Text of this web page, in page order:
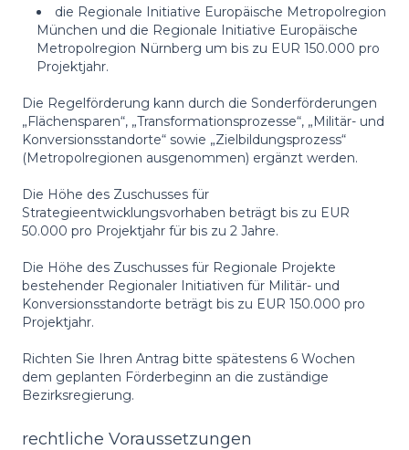
die Regionale Initiative Europäische Metropolregion
München und die Regionale Initiative Europäische
Metropolregion Nürnberg um bis zu EUR 150.000 pro
Projektjahr.
Die Regelförderung kann durch die Sonderförderungen
„Flächensparen“, „Transformationsprozesse“, „Militär- und
Konversionsstandorte“ sowie „Zielbildungsprozess“
(Metropolregionen ausgenommen) ergänzt werden.
Die Höhe des Zuschusses für
Strategieentwicklungsvorhaben beträgt bis zu EUR
50.000 pro Projektjahr für bis zu 2 Jahre.
Die Höhe des Zuschusses für Regionale Projekte
bestehender Regionaler Initiativen für Militär- und
Konversionsstandorte beträgt bis zu EUR 150.000 pro
Projektjahr.
Richten Sie Ihren Antrag bitte spätestens 6 Wochen
dem geplanten Förderbeginn an die zuständige
Bezirksregierung.
rechtliche Voraussetzungen